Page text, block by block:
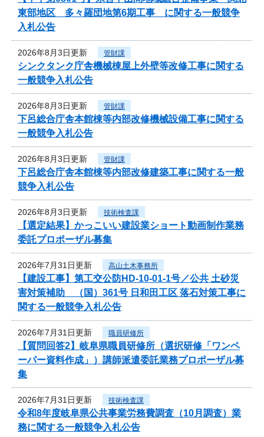
東部地区 多々羅団地第6期工事 に関する一般競争
入札公告
2026年8月3日更新 管財課
シンクタンク庁舎機械棟屋上外壁等改修工事に関する
一般競争入札公告
2026年8月3日更新 管財課
下呂総合庁舎本館棟等内部改修機械設備工事に関する
一般競争入札公告
2026年8月3日更新 管財課
下呂総合庁舎本館棟等内部改修建築工事に関する一般
競争入札公告
2026年8月3日更新 技術検査課
【選定結果】かっこいい建設業ショート動画制作業務
委託プロポーザル募集
2026年7月31日更新 高山土木事務所
【建設工事】第工交公防HD-10-01-1号／公共 土砂災
害対策補助 （国）361号 日和田工区 落石対策工事に
関する一般競争入札公告
2026年7月31日更新 職員研修所
【質問回答2】岐阜県職員研修所（選択研修「ワンペ
ーパー資料作成」）講師派遣委託業務プロポーザル募
集
2026年7月31日更新 技術検査課
令和8年度岐阜県公共事業労務費調査（10月調査）業
務に関する一般競争入札公告